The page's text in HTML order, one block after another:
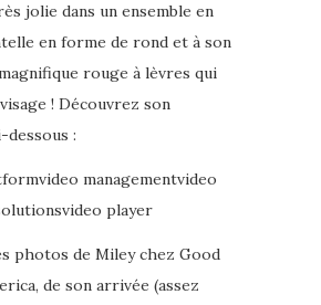
jolie dans un ensemble en
en forme de rond et à son
rouge à lèvres qui
! Découvrez son
:
managementvideo
player
photos de Miley chez Good
de son arrivée (assez